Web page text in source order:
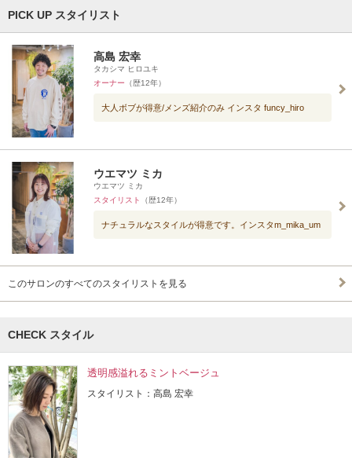
PICK UP スタイリスト
高島 宏幸
タカシマ ヒロユキ
オーナー （歴12年）
大人ボブが得意/メンズ紹介のみ インスタ funcy_hiro
ウエマツ ミカ
ウエマツ ミカ
スタイリスト
（歴12年）
ナチュラルなスタイルが得意です。インスタm_mika_um
このサロンのすべてのスタイリストを見る
CHECK スタイル
透明感溢れるミントベージュ
スタイリスト：高島 宏幸